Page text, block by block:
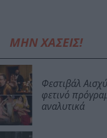
ΜΗΝ ΧΑΣΕΙΣ!
Φεστιβάλ
φετινό
αναλυτικά